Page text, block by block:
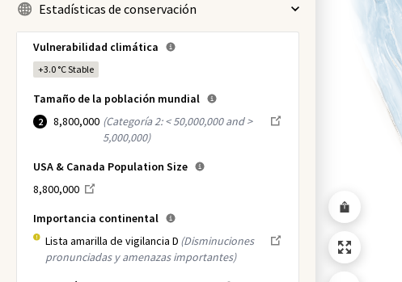
Estadísticas de conservación
Vulnerabilidad climática
+3.0 °CStable
Tamaño de la población mundial
2 8,800,000 (Categoría 2: < 50,000,000 and >
5,000,000)
USA & Canada Population Size
8,800,000
Importancia continental
Lista amarilla de vigilancia D (Disminuciones
pronunciadas y amenazas importantes)